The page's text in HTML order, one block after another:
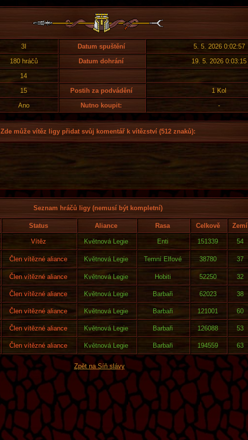
3I Datum spuštění
5. 5. 2026 0:02:57
180 hráčů Datum dohrání
19. 5. 2026 0:03:15
14
15 Postih za podvádění
1 Kol
Ano Nutno koupit: -
Zde může vítěz ligy přidat svůj komentář k vítězství (512 znaků):
Seznam hráčů ligy (nemusí být kompletní)
Status Aliance Rasa Celkově Zemí
Vítěz Květnová Legie Enti 151339 54
Člen vítězné aliance Květnová Legie Temní Elfové 38780 37
Člen vítězné aliance Květnová Legie Hobiti 52250 32
Člen vítězné aliance Květnová Legie Barbaři 62023 38
Člen vítězné aliance Květnová Legie Barbaři 121001 60
Člen vítězné aliance Květnová Legie Barbaři 126088 53
Člen vítězné aliance Květnová Legie Barbaři 194559 63
Zpět na Síň slávy